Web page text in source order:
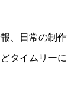
、日常の制作
タイムリーに